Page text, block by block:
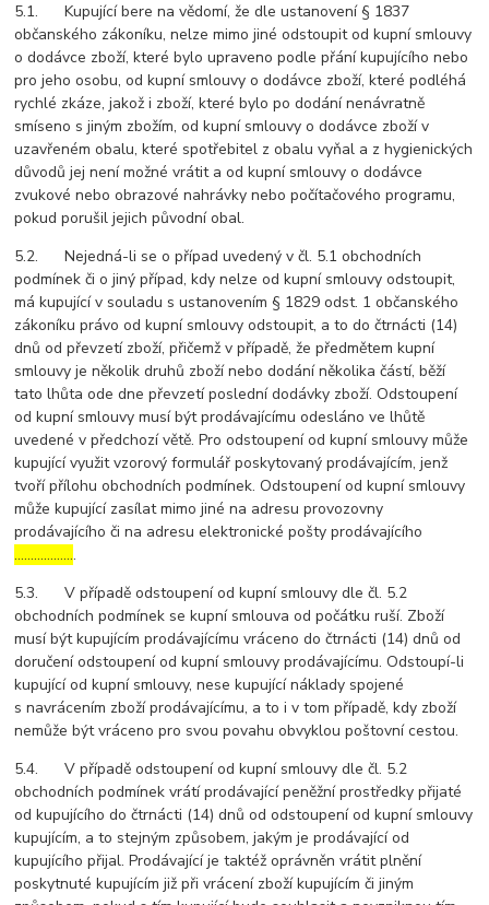
5.1. Kupující bere na vědomí, že dle ustanovení § 1837
občanského zákoníku, nelze mimo jiné odstoupit od kupní smlouvy
o dodávce zboží, které bylo upraveno podle přání kupujícího nebo
pro jeho osobu, od kupní smlouvy o dodávce zboží, které podléhá
rychlé zkáze, jakož i zboží, které bylo po dodání nenávratně
smíseno s jiným zbožím, od kupní smlouvy o dodávce zboží v
uzavřeném obalu, které spotřebitel z obalu vyňal a z hygienických
důvodů jej není možné vrátit a od kupní smlouvy o dodávce
zvukové nebo obrazové nahrávky nebo počítačového programu,
pokud porušil jejich původní obal.
5.2. Nejedná-li se o případ uvedený v čl. 5.1 obchodních
podmínek či o jiný případ, kdy nelze od kupní smlouvy odstoupit,
má kupující v souladu s ustanovením § 1829 odst. 1 občanského
zákoníku právo od kupní smlouvy odstoupit, a to do čtrnácti (14)
dnů od převzetí zboží, přičemž v případě, že předmětem kupní
smlouvy je několik druhů zboží nebo dodání několika částí, běží
tato lhůta ode dne převzetí poslední dodávky zboží. Odstoupení
od kupní smlouvy musí být prodávajícímu odesláno ve lhůtě
uvedené v předchozí větě. Pro odstoupení od kupní smlouvy může
kupující využit vzorový formulář poskytovaný prodávajícím, jenž
tvoří přílohu obchodních podmínek. Odstoupení od kupní smlouvy
může kupující zasílat mimo jiné na adresu provozovny
prodávajícího či na adresu elektronické pošty prodávajícího
……………….
5.3. V případě odstoupení od kupní smlouvy dle čl. 5.2
obchodních podmínek se kupní smlouva od počátku ruší. Zboží
musí být kupujícím prodávajícímu vráceno do čtrnácti (14) dnů od
doručení odstoupení od kupní smlouvy prodávajícímu. Odstoupí-li
kupující od kupní smlouvy, nese kupující náklady spojené
s navrácením zboží prodávajícímu, a to i v tom případě, kdy zboží
nemůže být vráceno pro svou povahu obvyklou poštovní cestou.
5.4. V případě odstoupení od kupní smlouvy dle čl. 5.2
obchodních podmínek vrátí prodávající peněžní prostředky přijaté
od kupujícího do čtrnácti (14) dnů od odstoupení od kupní smlouvy
kupujícím, a to stejným způsobem, jakým je prodávající od
kupujícího přijal. Prodávající je taktéž oprávněn vrátit plnění
poskytnuté kupujícím již při vrácení zboží kupujícím či jiným